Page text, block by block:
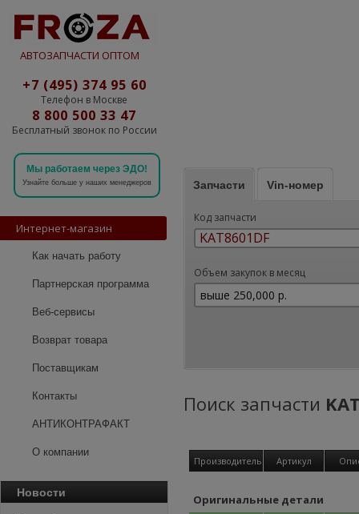
АВТОЗАПЧАСТИ ОПТОМ
+7 (495) 374 95 60
Телефон в Москве
8 800 500 33 47
Бесплатный звонок по России
Мы работаем через ЭДО!
Узнайте больше у наших менеджеров
Интернет-магазин
Как начать работу
Партнерская программа
Веб-сервисы
Возврат товара
Поставщикам
Контакты
АНТИКОНТРАФАКТ
О компании
Новости
Запчасти Vin-номер
Код запчасти
Объем закупок в месяц
Поиск запчасти
Производитель Артикул
Оригинальные детали